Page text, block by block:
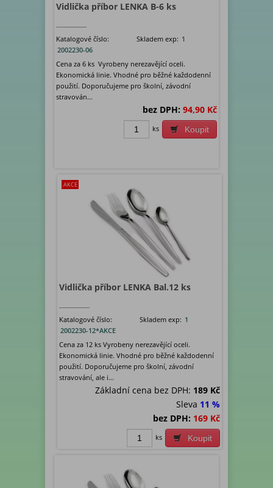
Vidlička příbor LENKA B-6 ks
Katalogové číslo:
2002230-06
Skladem exp: 1
Cena za 6 ks Vyrobeny nerezavějící oceli.
Ekonomická linie. Vhodné pro běžné každodenní
použití. Doporučujeme pro školní, závodní
stravován...
bez DPH: 94,90 Kč
Koupit
ks
AKCE
Vidlička příbor LENKA Bal.12 ks
Katalogové číslo:
2002230-12*AKCE
Skladem exp: 1
Cena za 12 ks Vyrobeny nerezavějící oceli.
Ekonomická linie. Vhodné pro běžné každodenní
použití. Doporučujeme pro školní, závodní
stravování, ale i...
Základní cena bez DPH: 189 Kč
Sleva 11 %
bez DPH: 169 Kč
Koupit
ks